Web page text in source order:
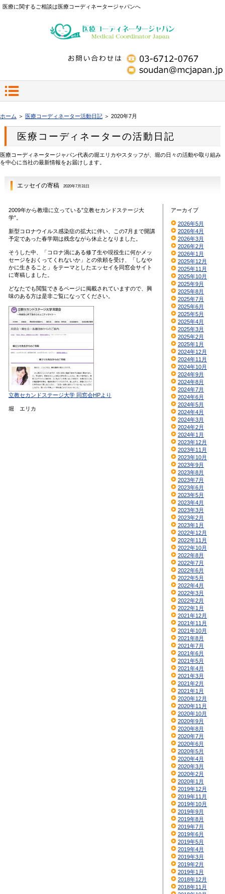
医療に関するご相談は医療コーディネータージャパンへ
ホーム ＞ 医療コーディネーター活動日記 ＞ 2020年7月
医療コーディネーターの活動日記
医療コーディネータージャパン代表の堀エリカやスタッフが、堀の日々の活動や取り組み
を中心に当社の最新情報をお届けします。
エッセイの寄稿2020年7月31日
2009年から教壇に立っている”立教セカンドステージ大
学”。
新型コロナウイルス感染症の拡大に伴い、この7月まで開講
予定であった春学期は残念ながら休止となりました。
そうした中、「コロナ渦にある修了生や現役生に何かメッ
セージをおくってくれないか」との依頼を受け、「しなや
かに生きること」をテーマとしたエッセイを同窓会サイト
に寄稿しました。
どなたでも閲覧できるページに掲載されていますので、興
味のある方は是非ご覧になってください。
立教セカンドステージ大学 同窓会HPより
堀 エリカ
アーカイブ
2026年5月
2026年4月
2026年3月
2026年2月
2026年1月
2025年12月
2025年11月
2025年10月
2025年9月
2025年8月
2025年7月
2025年6月
2025年5月
2025年4月
2025年3月
2025年2月
2025年1月
2024年12月
2024年11月
2024年10月
2024年9月
2024年8月
2024年7月
2024年6月
2024年5月
2024年4月
2024年3月
2024年2月
2024年1月
2023年12月
2023年11月
2023年10月
2023年9月
2023年8月
2023年7月
2023年6月
2023年5月
2023年4月
2023年3月
2023年2月
2023年1月
2022年12月
2022年11月
2022年10月
2022年8月
2022年7月
2022年6月
2022年5月
2022年4月
2022年3月
2022年2月
2022年1月
2021年12月
2021年11月
2021年10月
2021年8月
2021年7月
2021年6月
2021年5月
2021年4月
2021年3月
2021年2月
2021年1月
2020年12月
2020年11月
2020年10月
2020年9月
2020年8月
2020年7月
2020年6月
2020年5月
2020年4月
2020年3月
2020年2月
2020年1月
2019年12月
2019年11月
2019年10月
2019年9月
2019年8月
2019年7月
2019年6月
2019年5月
2019年4月
2019年3月
2019年2月
2019年1月
2018年12月
2018年11月